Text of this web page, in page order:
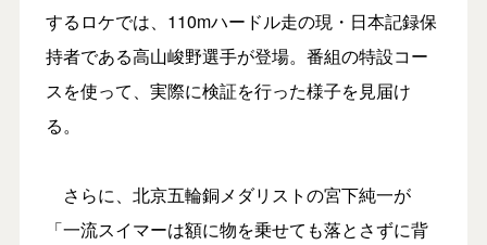
するロケでは、110mハードル走の現・日本記録保
持者である高山峻野選手が登場。番組の特設コー
スを使って、実際に検証を行った様子を見届け
る。
さらに、北京五輪銅メダリストの宮下純一が
「一流スイマーは額に物を乗せても落とさずに背